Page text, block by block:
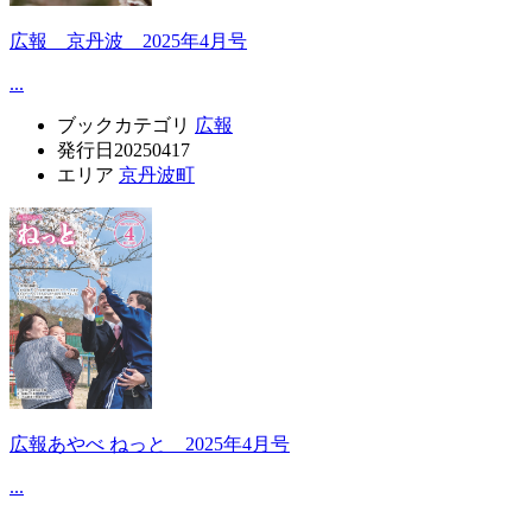
広報 京丹波 2025年4月号
...
ブックカテゴリ 広報
発行日 20250417
エリア 京丹波町
広報あやべ ねっと 2025年4月号
...